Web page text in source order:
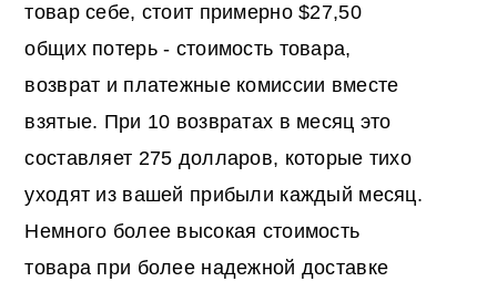
товар себе, стоит примерно $27,50
общих потерь - стоимость товара,
возврат и платежные комиссии вместе
взятые. При 10 возвратах в месяц это
составляет 275 долларов, которые тихо
уходят из вашей прибыли каждый месяц.
Немного более высокая стоимость
товара при более надежной доставке